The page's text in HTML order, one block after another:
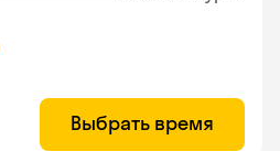
Выбрать время